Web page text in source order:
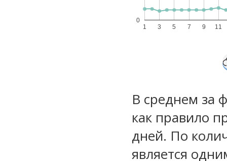
1 3 5 7 9 11
0
В среднем за
как правило
дней. По
является